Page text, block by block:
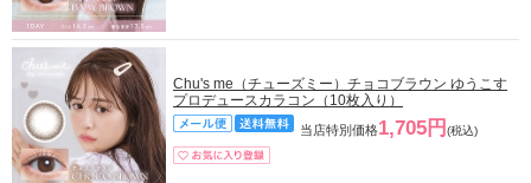
Chu's me（チューズミー）チョコブラウン ゆうこす
プロデュースカラコン（10枚入り）
当店特別価格1,705円 (税込)